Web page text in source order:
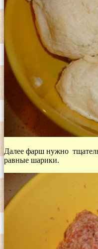
Далее фарш нужно
равные шарики.